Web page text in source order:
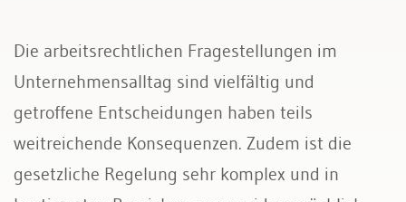
Scheidungs- und Erbrecht
Kauf und Verkauf
Wettbewerb und Handel
Die arbeitsrechtlichen Fragestellungen im
Unternehmensalltag sind vielfältig und
getroffene Entscheidungen haben teils
weitreichende Konsequenzen. Zudem ist die
gesetzliche Regelung sehr komplex und in